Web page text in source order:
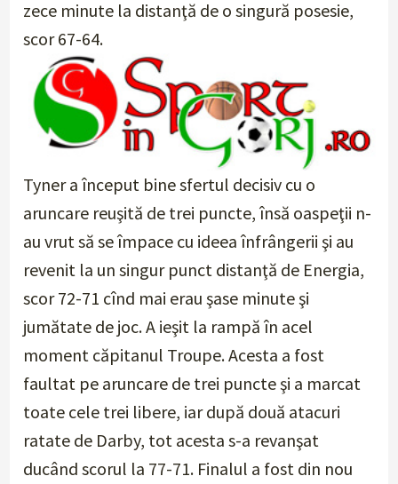
zece minute la distanţă de o singură posesie,
scor 67-64.
Tyner a început bine sfertul decisiv cu o
aruncare reuşită de trei puncte, însă oaspeţii n-
au vrut să se împace cu ideea înfrângerii şi au
revenit la un singur punct distanţă de Energia,
scor 72-71 cînd mai erau şase minute şi
jumătate de joc. A ieşit la rampă în acel
moment căpitanul Troupe. Acesta a fost
faultat pe aruncare de trei puncte şi a marcat
toate cele trei libere, iar după două atacuri
ratate de Darby, tot acesta s-a revanşat
ducând scorul la 77-71. Finalul a fost din nou